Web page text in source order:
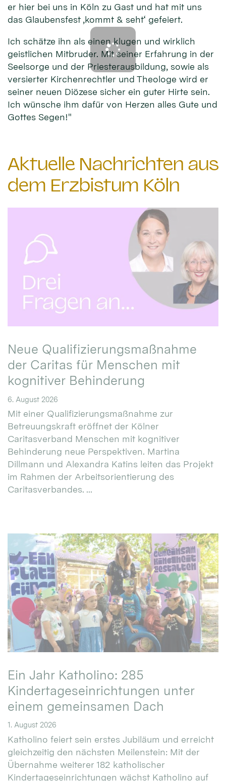
er hier bei uns in Köln zu Gast und hat mit uns
das Glaubensfest ‚kommt & seht‘ gefeiert.
Ich schätze ihn als einen klugen und wirklich
geistlichen Mitbruder. Mit seiner Erfahrung in der
Seelsorge und der Priesterausbildung, sowie als
versierter Kirchenrechtler und Theologe wird er
seiner neuen Diözese sicher ein guter Hirte sein.
Ich wünsche ihm dafür von Herzen alles Gute und
Gottes Segen!"
Aktuelle Nachrichten aus
dem Erzbistum Köln
Neue Qualifizierungsmaßnahme
der Caritas für Menschen mit
kognitiver Behinderung
6. August 2026
Mit einer Qualifizierungsmaßnahme zur
Betreuungskraft eröffnet der Kölner
Caritasverband Menschen mit kognitiver
Behinderung neue Perspektiven. Martina
Dillmann und Alexandra Katins leiten das Projekt
im Rahmen der Arbeitsorientierung des
Caritasverbandes. ...
Ein Jahr Katholino: 285
Kindertageseinrichtungen unter
einem gemeinsamen Dach
1. August 2026
Katholino feiert sein erstes Jubiläum und erreicht
gleichzeitig den nächsten Meilenstein: Mit der
Übernahme weiterer 182 katholischer
Kindertageseinrichtungen wächst Katholino auf